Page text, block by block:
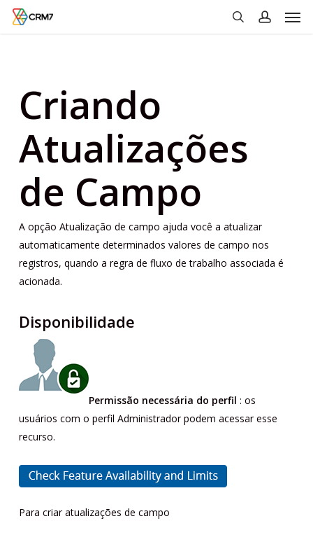
Skip
Criando
Atualizações
de Campo
A opção Atualização de campo ajuda você a atualizar
automaticamente determinados valores de campo nos
registros, quando a regra de fluxo de trabalho associada é
acionada.
Disponibilidade
Permissão necessária do perfil : os
usuários com o perfil Administrador podem acessar esse
recurso.
Para criar atualizações de campo